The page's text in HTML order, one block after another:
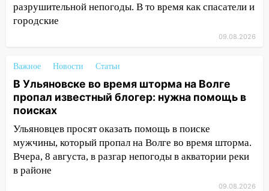
20:10 Во время урагана в Ульяновске на
Волге перевернулась лодка
17:15 В Ульяновской области
ремонтируют девять мостов: один уже
готов, ещё два — почти завершены
17:00 «Ульяновскалипсис»: последствия
урагана 8 августа
16:38
Прогноз погоды в Ульяновской
области на 9 августа
разрушительной непогоды. В то время как спасатели и
городские
09.08.2026
Важное Новости Статьи
В Ульяновске во время шторма на Волге
пропал известный блогер: нужна помощь в
поисках
Ульяновцев просят оказать помощь в поиске
мужчины, который пропал на Волге во время шторма.
Вчера, 8 августа, в разгар непогоды в акватории реки
в районе
09.08.2026